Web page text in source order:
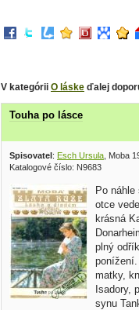
V kategórii O láske ďalej
Touha po lásce
Spisovatel: Esch Ursula , Moba
Katalogové číslo: N9683
Po
otce
krásná
plný
matky,
Isadory,
synu